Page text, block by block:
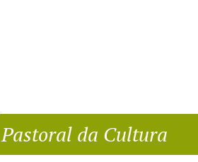
Pastoral da Cultura